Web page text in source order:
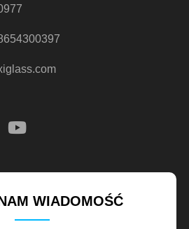
WIADOMOŚĆ